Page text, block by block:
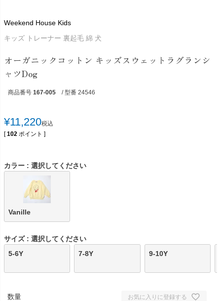
Weekend House Kids
キッズ トレーナー 裏起毛 綿 犬
オーガニックコットン キッズスウェットラグランシ
ャツDog
商品番号 167-005 / 型番 24546
¥11,220税込
[ 102 ポイント ]
カラー 選択してください
Vanille
サイズ
選択してください
5-6Y
7-8Y 9-10Y
お気に入りに登録する